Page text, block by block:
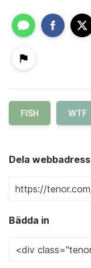
FISH WTF
Dela webbadress
Bädda in